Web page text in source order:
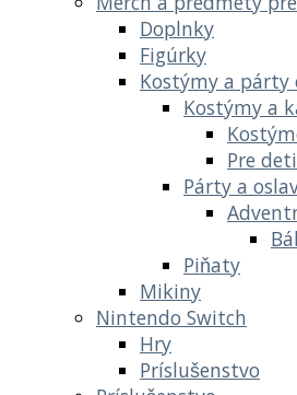
Doplnky
Figúrky
Kostýmy a párty
Kostýmy a
Pre deti
Párty a
Piňaty
Mikiny
Nintendo Switch
Hry
Príslušenstvo